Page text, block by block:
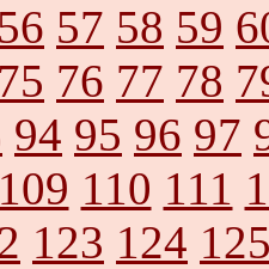
56 57 58 59
75 76 77 78
94 95 96 97
109 110 111
123 124